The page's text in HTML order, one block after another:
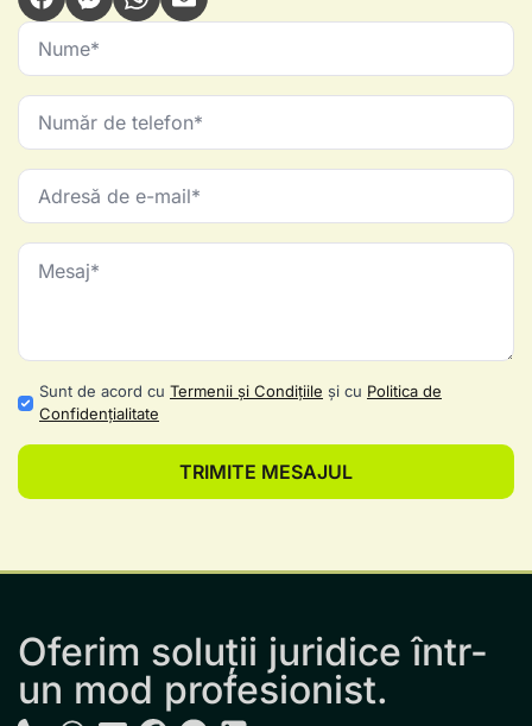
Sunt de acord cu Termenii și Condițiile și cu Politica de
Confidențialitate
TRIMITE MESAJUL
Oferim soluții juridice într-
un mod profesionist.